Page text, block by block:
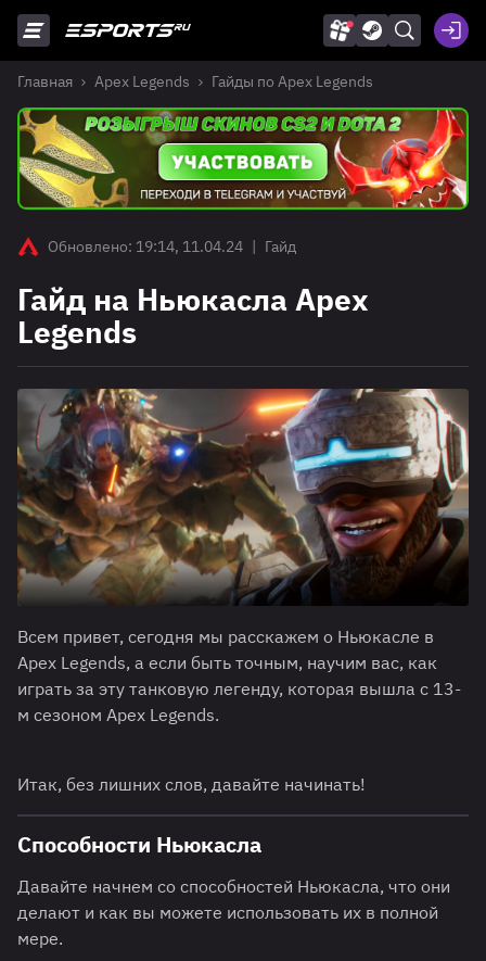
Главная Apex Legends Гайды по Apex Legends
Обновлено: 19:14, 11.04.24 | Гайд
Гайд на Ньюкасла Apex
Legends
Всем привет, сегодня мы расскажем о Ньюкасле в
Apex Legends, а если быть точным, научим вас, как
играть за эту танковую легенду, которая вышла с 13-
м сезоном Apex Legends.
Итак, без лишних слов, давайте начинать!
Способности Ньюкасла
Давайте начнем со способностей Ньюкасла, что они
делают и как вы можете использовать их в полной
мере.